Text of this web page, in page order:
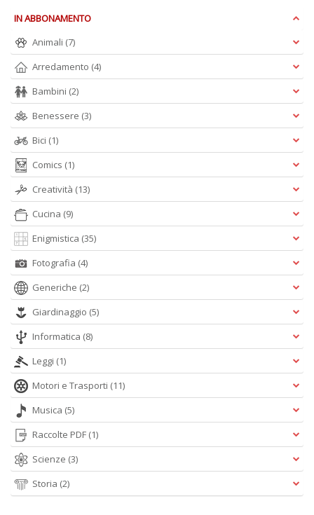
IN ABBONAMENTO
Animali (7)
Arredamento (4)
Bambini (2)
Benessere (3)
Bici (1)
Comics (1)
Creatività (13)
Cucina (9)
Enigmistica (35)
Fotografia (4)
Generiche (2)
Giardinaggio (5)
Informatica (8)
Leggi (1)
Motori e Trasporti (11)
Musica (5)
Raccolte PDF (1)
Scienze (3)
Storia (2)